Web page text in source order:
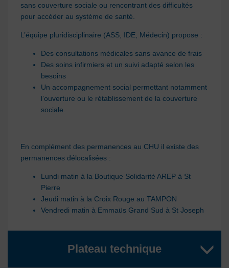
sans couverture sociale ou rencontrant des difficultés
pour accéder au système de santé.
L’équipe pluridisciplinaire (ASS, IDE, Médecin) propose :
Des consultations médicales sans avance de frais
Des soins infirmiers et un suivi adapté selon les
besoins
Un accompagnement social permettant notamment
l’ouverture ou le rétablissement de la couverture
sociale.
En complément des permanences au CHU il existe des
permanences délocalisées :
Lundi matin à la Boutique Solidarité AREP à St
Pierre
Jeudi matin à la Croix Rouge au TAMPON
Vendredi matin à Emmaüs Grand Sud à St Joseph
Plateau technique